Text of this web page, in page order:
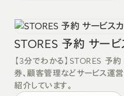
STORES 予約 サービ
【3分でわかる】STORES 予
券、顧客管理などサービス運
紹介しています。